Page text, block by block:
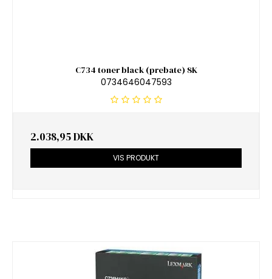
C734 toner black (prebate) 8K
0734646047593
2.038,95 DKK
VIS PRODUKT